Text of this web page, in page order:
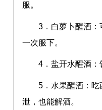
服。
3．白萝卜醒酒：
一次服下。
4．盐开水醒酒：
5．水果醒酒：
泄，也能解酒。